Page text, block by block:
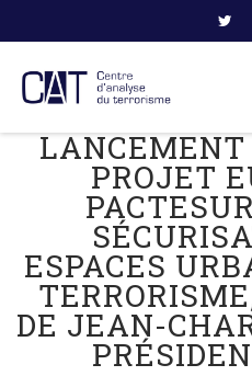
Skip
PROJET
ESPACES
DE JEAN-